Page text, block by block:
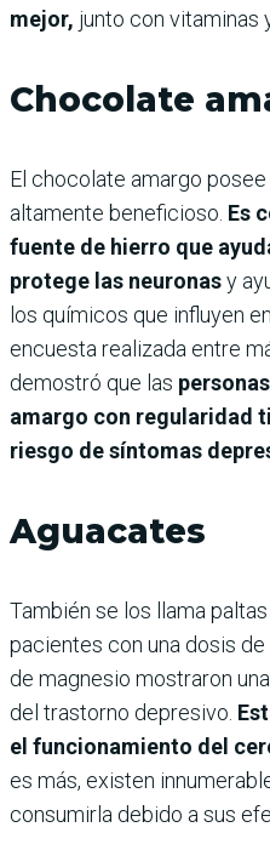
mejor, junto con vitaminas
Chocolate
El chocolate amargo
altamente beneficioso. Es
fuente de hierro que
protege las neuronasy
los químicos que influyen
encuesta realizada entre
demostró que las
amargo con regularidad
riesgo de síntomas
Aguacates
También se los llama
pacientes con una dosis
de magnesio mostraron
del trastorno depresivo.
el funcionamiento del
es más, existen
consumirla debido a sus